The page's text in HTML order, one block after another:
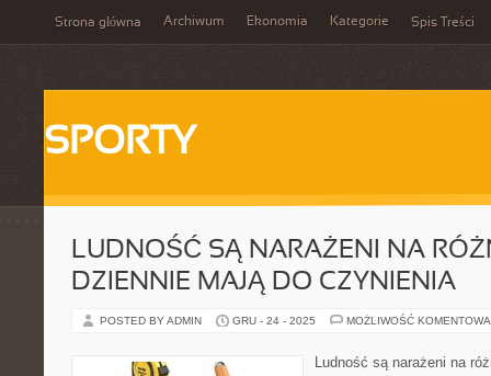
Strona główna Archiwum Ekonomia Kategorie Spis Treści
SPORTY
LUDNOŚĆ SĄ NARAŻENI NA
DZIENNIE MAJĄ DO CZYNIENIA
POSTED BY ADMIN GRU - 24 - 2025 MOŻLIWOŚĆ
Ludność są narażeni na